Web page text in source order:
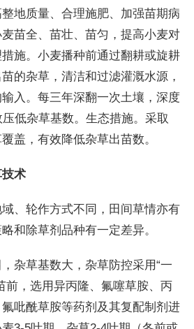
地质量、合理施肥、加强苗期病
苗全、苗壮、苗匀，提高小麦对
施。小麦播种前通过翻耕或旋耕
的杂草，清洁和过滤灌溉水源，
入。每三年深翻一次土壤，深度
低杂草基数。生态措施。采取
盖，有效降低杂草出苗数。
技术
、轮作方式不同，田间草情亦有
和除草剂品种有一定差异。
杂草基数大，杂草防控采用“一
前，选用异丙隆、氟噻草胺、丙
吡酰草胺等药剂及其复配制剂进